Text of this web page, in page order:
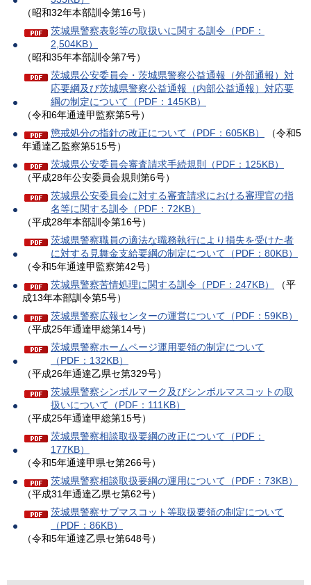
（昭和32年本部訓令第16号）
茨城県警察表彰等の取扱いに関する訓令（PDF：
2,504KB）
（昭和35年本部訓令第7号）
茨城県公安委員会・茨城県警察公益通報（外部通報）対
応要綱及び茨城県警察公益通報（内部公益通報）対応要
綱の制定について（PDF：145KB）
（令和6年通達甲監察第5号）
懲戒処分の指針の改正について（PDF：605KB）
（令和5
年通達乙監察第515号）
茨城県公安委員会審査請求手続規則（PDF：125KB）
（平成28年公安委員会規則第6号）
茨城県公安委員会に対する審査請求における審理官の指
名等に関する訓令（PDF：72KB）
（平成28年本部訓令第16号）
茨城県警察職員の適法な職務執行により損失を受けた者
に対する見舞金支給要綱の制定について（PDF：80KB）
（令和5年通達甲監察第42号）
茨城県警察苦情処理に関する訓令（PDF：247KB）
（平
成13年本部訓令第5号）
茨城県警察広報センターの運営について（PDF：59KB）
（平成25年通達甲総第14号）
茨城県警察ホームページ運用要領の制定について
（PDF：132KB）
（平成26年通達乙県セ第329号）
茨城県警察シンボルマーク及びシンボルマスコットの取
扱いについて（PDF：111KB）
（平成25年通達甲総第15号）
茨城県警察相談取扱要綱の改正について（PDF：
177KB）
（令和5年通達甲県セ第266号）
茨城県警察相談取扱要綱の運用について（PDF：73KB）
（平成31年通達乙県セ第62号）
茨城県警察サブマスコット等取扱要領の制定について
（PDF：86KB）
（令和5年通達乙県セ第648号）